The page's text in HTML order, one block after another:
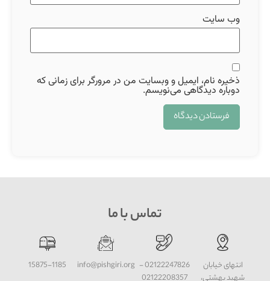
وب‌ سایت
ذخیره نام، ایمیل و وبسایت من در مرورگر برای زمانی که
دوباره دیدگاهی می‌نویسم.
تماس با ما
انتهای خیابان
شهید بهشتی،
02122247826 -
02122208357
info@pishgiri.org
15875-1185